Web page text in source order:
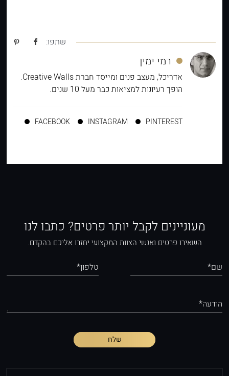
שתפו:
רמי ימין
אדריכל, מעצב פנים ומייסד חברת Creative Walls.
הופך רעיונות למציאות כבר מעל 10 שנים.
PINTEREST
INSTAGRAM
FACEBOOK
מעוניינים לקבל יותר פרטים? כתבו לנו
השאירו פרטים ואנשי הצוות המקצועי יחזרו אליכם בהקדם.
שם* טלפון*
הודעה*
שלח